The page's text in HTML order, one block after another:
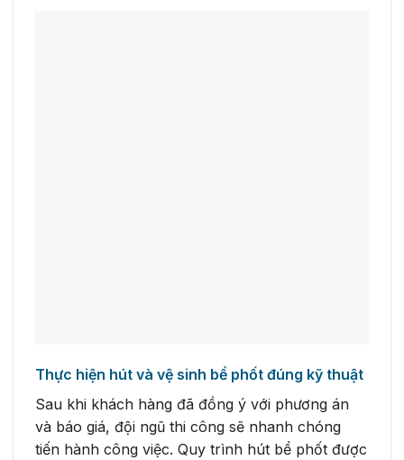
Thực hiện hút và vệ sinh bể phốt đúng kỹ thuật
Sau khi khách hàng đã đồng ý với phương án
và báo giá, đội ngũ thi công sẽ nhanh chóng
tiến hành công việc. Quy trình hút bể phốt được